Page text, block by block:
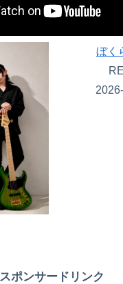
ぼく
スポンサードリンク